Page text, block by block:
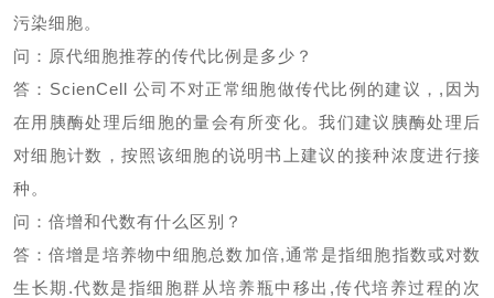
污染细胞。
问：原代细胞推荐的传代比例是多少？
答： ScienCell 公司不对正常细胞做传代比例的建议， , 因为
在用胰酶处理后细胞的量会有所变化。我们建议胰酶处理后
对细胞计数，按照该细胞的说明书上建议的接种浓度进行接
种。
问：倍增和代数有什么区别？
答：倍增是培养物中细胞总数加倍,通常是指细胞指数或对数
生长期 .代数是指细胞群从培养瓶中移出 ,传代培养过程的次